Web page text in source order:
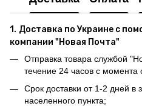
1. Доставка по Украине с
компании "Новая Почта"
Отправка товара службой
течение 24 часов с
Срок доставки от 1-2 дней в
населенного пункта;